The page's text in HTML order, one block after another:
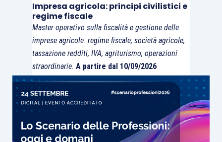
Impresa agricola: principi civilistici e
regime fiscale
Master operativo sulla fiscalità e gestione delle
imprese agricole: regime fiscale, società agricole,
tassazione redditi, IVA, agriturismo, operazioni
straordinarie. A partire dal 10/09/2026